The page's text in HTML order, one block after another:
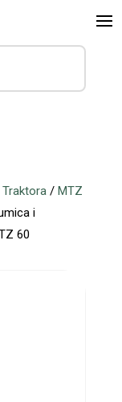
Traktora/ MTZ
i
60